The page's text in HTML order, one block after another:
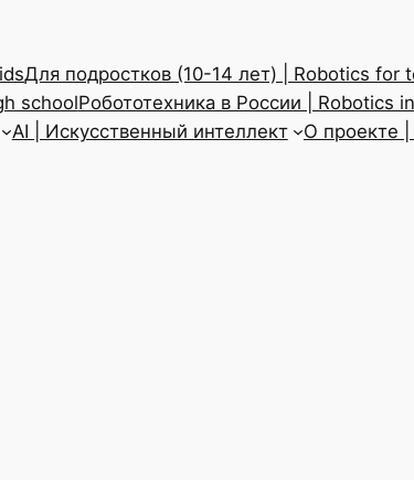
Для подростков (10-14 лет) | Robotics for
schoolРобототехника в России | Robotics
AI | Искусственный интеллект О проекте